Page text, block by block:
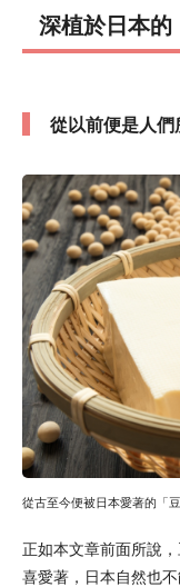
深植於日本的
從以前便是人
從古至今便被日本愛著的「豆
正如本文章前面所說
喜愛著，日本自然也